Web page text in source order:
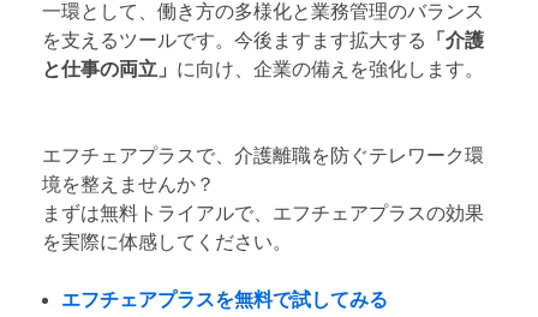
一環として、働き方の多様化と業務管理のバランス
を支えるツールです。今後ますます拡大する
「介護
と仕事の両立」 に向け、企業の備えを強化します。
エフチェアプラスで、介護離職を防ぐテレワーク環
境を整えませんか？
まずは無料トライアルで、エフチェアプラスの効果
を実際に体感してください。
エフチェアプラスを無料で試してみる